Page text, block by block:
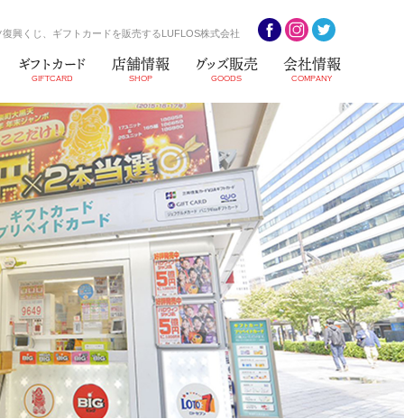
興くじ、ギフトカードを販売するLUFLOS株式会社
ビンゴ5
ギフトカード
GIFTCARD
ジェフグルメカード(全国
共通お食事券)
店舗情報
SHOP
報
グッズ販売
GOODS
会社情報
COMPANY